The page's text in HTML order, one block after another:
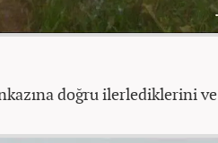
doğru ilerlediklerini ve